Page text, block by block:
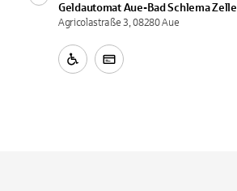
Geldautomat Aue-Bad Schlema Zelle
Agricolastraße 3, 08280 Aue